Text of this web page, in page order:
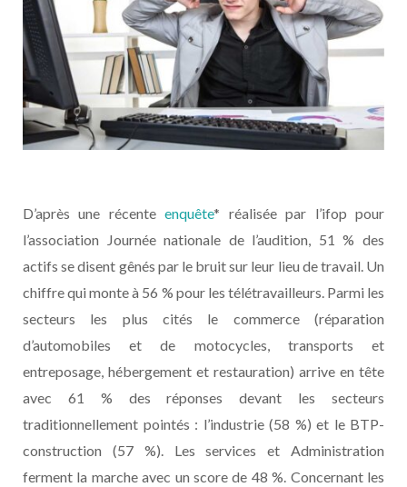
D’après une récenteenquête* réalisée par l’ifop pour
l’association Journée nationale de l’audition, 51 % des
actifs se disent gênés par le bruit sur leur lieu de travail. Un
chiffre qui monte à 56 % pour les télétravailleurs. Parmi les
secteurs les plus cités le commerce (réparation
d’automobiles et de motocycles, transports et
entreposage, hébergement et restauration) arrive en tête
avec 61 % des réponses devant les secteurs
traditionnellement pointés : l’industrie (58 %) et le BTP-
construction (57 %). Les services et Administration
ferment la marche avec un score de 48 %. Concernant les